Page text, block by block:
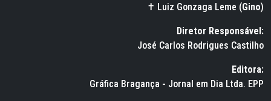
✝ Luiz Gonzaga Leme (Gino)
Diretor Responsável:
José Carlos Rodrigues Castilho
Editora:
Gráfica Bragança - Jornal em Dia Ltda. EPP